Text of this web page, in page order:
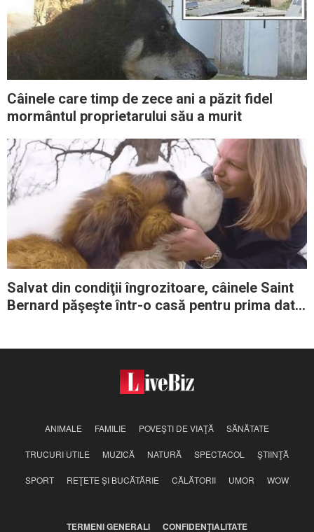
Câinele care timp de zece ani a păzit fidel
mormântul proprietarului său a murit
Salvat din condiţii îngrozitoare, câinele Saint
Bernard păşeşte într-o casă pentru prima dată
ANIMALE FAMILIE POVEŞTI DE VIAŢĂ SĂNĂTATE
TRUCURI UTILE MUZICĂ NATURĂ SPECTACOL ŞTIINŢĂ
SPORT REŢETE ŞI BUCĂTĂRIE CĂLĂTORII UMOR WOW
TERMENI GENERALI CONFIDENŢIALITATE